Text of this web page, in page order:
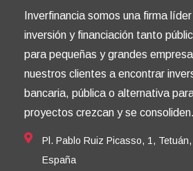
Inverfinancia somos una firma
inversión y financiación tanto
para pequeñas y grandes
nuestros clientes a encontrar
bancaria, pública o alternativa
proyectos crezcan y se consoliden.
Pl. Pablo Ruiz Picasso, 1,
España